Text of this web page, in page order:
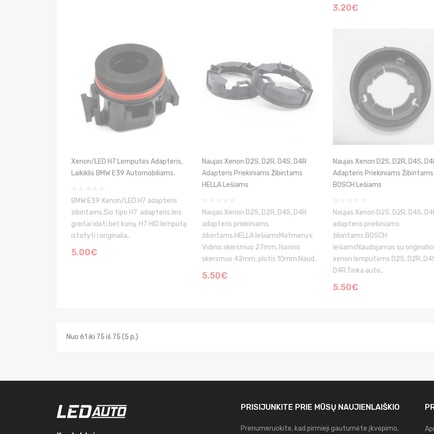
3.20€
Xenon/LED H7 Lemputės Adapteris,
Laikiklis BMW E39 Automobiliams.
BMW E39 Xenon/LED H7 adapteris
žibintams.Šio tipo H7 adapteris leis
greitai idėti bet kurią H7 HID lemputę
istatyti i originalia..
5.00€
Naujas Xenon D2S, D2R, D4S, D4R
Adapteris Priekiniams Žibintams
HELLA Lešiams
Naujas Xenon D2S, D2R, D4S, D4R
adapteris priekiniams
žibintams.HELLA lešiamsMatmenys:
Vidinis skersmuo 27mm, Išorinis
skersmuo 42mm, plotis 10mm.Naud..
5.50€
Naujas Xenon D2S, D2R, D4S,
Adapteris Priekiniams Žibintams
BOSCH Lešiams
Naujas Xenon D2S, D2R, D4S,
adapteris priekiniams
žibintams.BOSCH
lešiamsNaudojamas su
xenon lemputėms D2S, D2R,
D4R.Tinka auto..
5.50€
Nuo 61 iki 75 iš 75 (5 p.)
PRISIJUNKITE PRIE MŪSŲ NAUJIENLAIŠKIO
Prenumeruokite, kad pirmieji gautumėte įkvėpimo,